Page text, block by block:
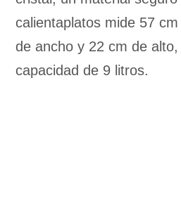
calientaplatos mide 57
de ancho y 22 cm de
capacidad de 9 litros.